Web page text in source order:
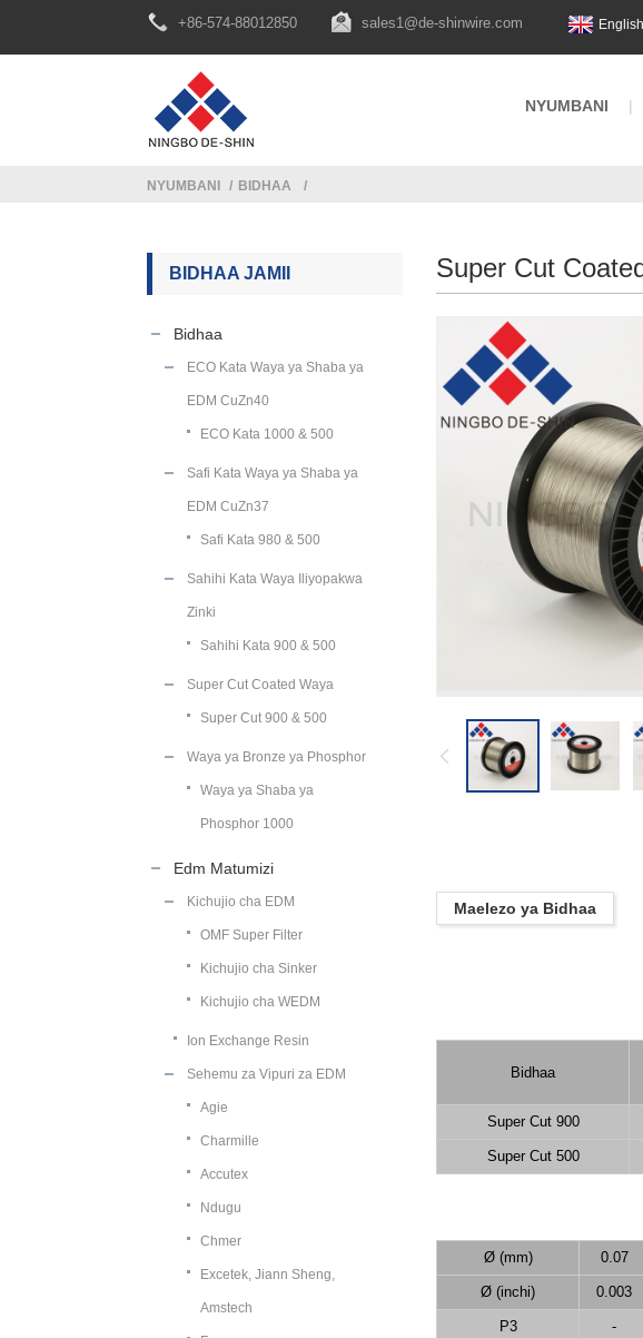
+86-574-88012850 sales1@de-shinwire.com English
NYUMBANI
NYUMBANI BIDHAA
BIDHAA JAMII
Bidhaa
ECO Kata Waya ya Shaba ya
EDM CuZn40
ECO Kata 1000 & 500
Safi Kata Waya ya Shaba ya
EDM CuZn37
Safi Kata 980 & 500
Sahihi Kata Waya Iliyopakwa
Zinki
Sahihi Kata 900 & 500
Super Cut Coated Waya
Super Cut 900 & 500
Waya ya Bronze ya Phosphor
Waya ya Shaba ya
Phosphor 1000
Edm Matumizi
Kichujio cha EDM
OMF Super Filter
Kichujio cha Sinker
Kichujio cha WEDM
Ion Exchange Resin
Sehemu za Vipuri za EDM
Agie
Charmille
Accutex
Ndugu
Chmer
Excetek, Jiann Sheng,
Amstech
Super Cut
Maelezo ya Bidhaa
Bidhaa
Super Cut 900
Super Cut 500
Ø (mm) 0.07
Ø (inchi) 0.003
P3 -